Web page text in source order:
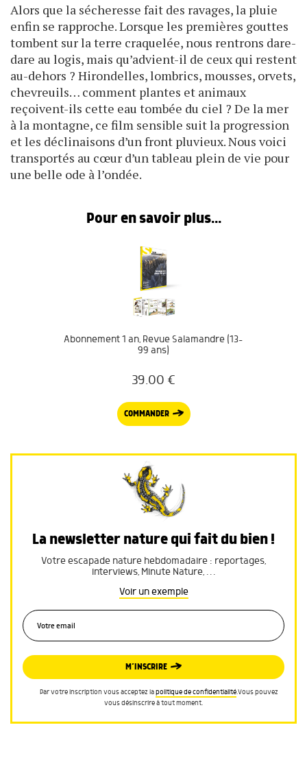
Alors que la sécheresse fait des ravages, la pluie
enfin se rapproche. Lorsque les premières gouttes
tombent sur la terre craquelée, nous rentrons dare-
dare au logis, mais qu’advient-il de ceux qui restent
au-dehors ? Hirondelles, lombrics, mousses, orvets,
chevreuils… comment plantes et animaux
reçoivent-ils cette eau tombée du ciel ? De la mer
à la montagne, ce film sensible suit la progression
et les déclinaisons d’un front pluvieux. Nous voici
transportés au cœur d’un tableau plein de vie pour
une belle ode à l’ondée.
Pour en savoir plus...
Abonnement 1 an, Revue Salamandre (13-
99 ans)
39.00 €
COMMANDER
La newsletter nature qui fait du bien !
Votre escapade nature hebdomadaire : reportages,
interviews, Minute Nature, …
Voir un exemple
M’INSCRIRE
Par votre inscription vous acceptez lapolitique de confidentialité.Vous pouvez
vous désinscrire à tout moment.